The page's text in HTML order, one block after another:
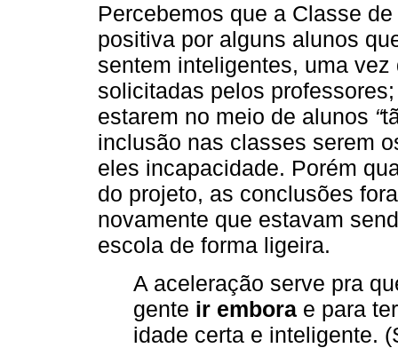
Percebemos que a Classe
positiva por alguns alunos
sentem inteligentes, uma
solicitadas pelos
estarem no meio de alunos “
inclusão nas classes serem
eles incapacidade. Porém
do projeto, as conclusões
novamente que estavam
escola de forma ligeira.
A aceleração serve pra
gente ir embora e para
idade certa e inteligente.